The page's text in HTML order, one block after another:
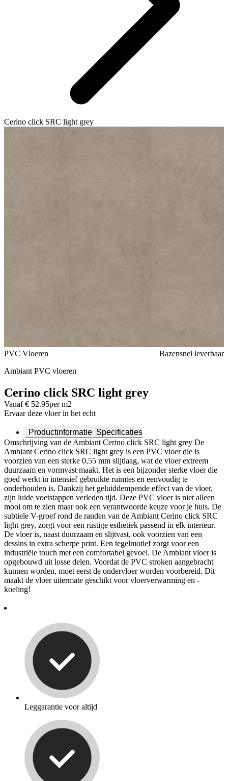
Cerino click SRC light grey
Voeg toe of verwijder Cerino click SRC light grey uit je favorieten
PVC Vloeren
Bazensnel leverbaar
Ambiant PVC vloeren
Cerino click SRC light grey
Vanaf € 52.95per m2
Ervaar deze vloer in het echt
Productinformatie Specificaties
Omschrijving van de Ambiant Cerino click SRC light grey De
Ambiant Cerino click SRC light grey is een PVC vloer die is
voorzien van een sterke 0,55 mm slijtlaag, wat de vloer extreem
duurzaam en vormvast maakt. Het is een bijzonder sterke vloer die
goed werkt in intensief gebruikte ruimtes en eenvoudig te
onderhouden is. Dankzij het geluiddempende effect van de vloer,
zijn luide voetstappen verleden tijd. Deze PVC vloer is niet alleen
mooi om te zien maar ook een verantwoorde keuze voor je huis. De
subtiele V-groef rond de randen van de Ambiant Cerino click SRC
light grey, zorgt voor een rustige esthetiek passend in elk interieur.
De vloer is, naast duurzaam en slijtvast, ook voorzien van een
dessins in extra scherpe print. Een tegelmotief zorgt voor een
industriële touch met een comfortabel gevoel. De Ambiant vloer is
opgebouwd uit losse delen. Voordat de PVC stroken aangebracht
kunnen worden, moet eerst de ondervloer worden voorbereid. Dit
maakt de vloer uitermate geschikt voor vloerverwarming en -
koeling!
Leggarantie voor altijd